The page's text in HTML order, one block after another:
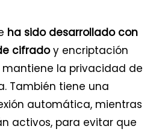
ha sido desarrollado con
cifradoy encriptación
la privacidad de
También tiene una
automática, mientras
activos, para evitar que